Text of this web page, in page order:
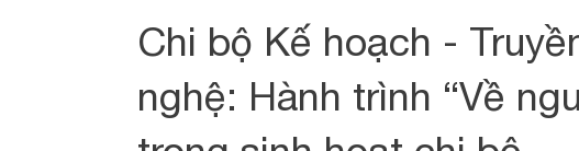
Chi bộ Kế hoạch -
nghệ: Hành trình “Về